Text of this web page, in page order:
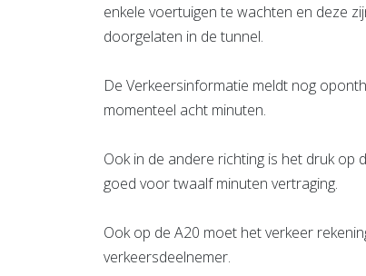
enkele voertuigen te wachten en deze
doorgelaten in de tunnel.
De Verkeersinformatie meldt nog
momenteel acht minuten.
Ook in de andere richting is het druk op
goed voor twaalf minuten vertraging.
Ook op de A20 moet het verkeer
verkeersdeelnemer.